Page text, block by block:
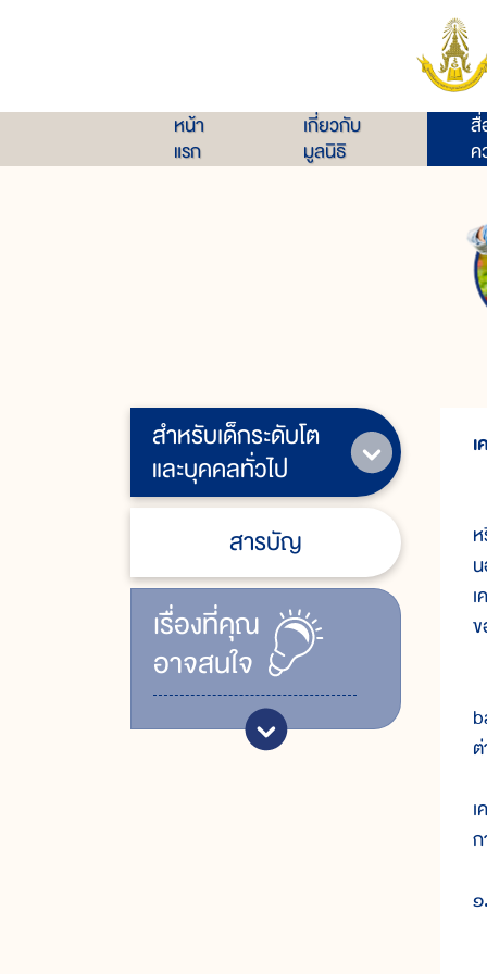
หน้า
แรก
เกี่ยวกับ
มูลนิธิ
สื่
ค
สำหรับเด็กระดับโต
และบุคคลทั่วไป
สารบัญ
เรื่ิองที่คุณ
อาจสนใจ